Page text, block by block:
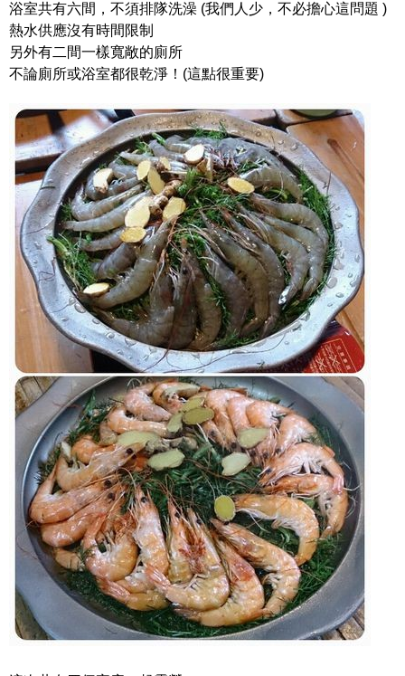
浴室共有六間，不須排隊洗澡 (我們人少，不必擔心這問題 )
熱水供應沒有時間限制
另外有二間一樣寬敞的廁所
不論廁所或浴室都很乾淨！(這點很重要)